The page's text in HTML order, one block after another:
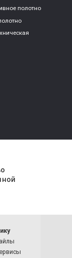
полотно